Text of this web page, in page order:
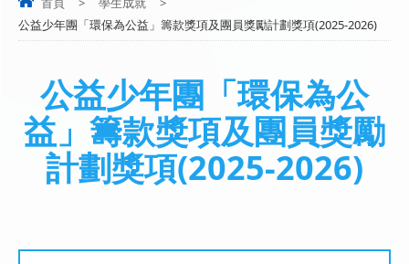
公益少年團「環保為公益」籌款獎項及團員獎勵計劃獎項(2025-2026)
公益少年團「環保為公
益」籌款獎項及團員獎勵
計劃獎項(2025-2026)